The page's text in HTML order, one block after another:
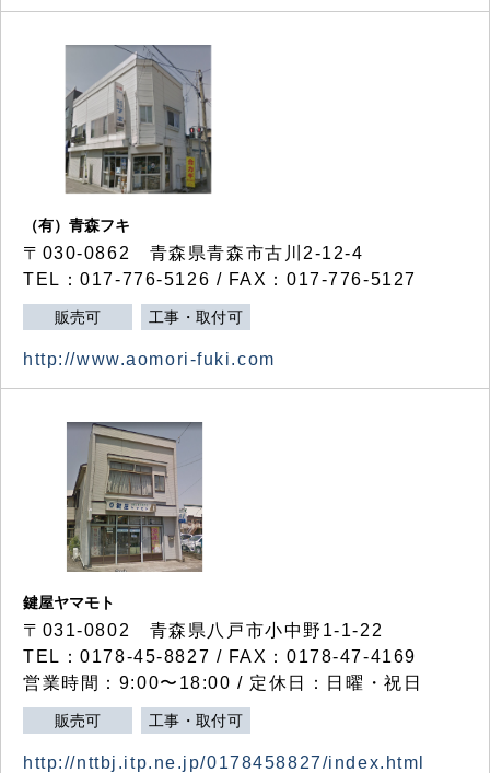
（有）青森フキ
〒030-0862 青森県青森市古川2-12-4
TEL：017-776-5126 / FAX：017-776-5127
販売可 工事・取付可
http://www.aomori-fuki.com
鍵屋ヤマモト
〒031-0802 青森県八戸市小中野1-1-22
TEL：0178-45-8827 / FAX：0178-47-4169
営業時間：9:00〜18:00 / 定休日：日曜・祝日
販売可 工事・取付可
http://nttbj.itp.ne.jp/0178458827/index.html